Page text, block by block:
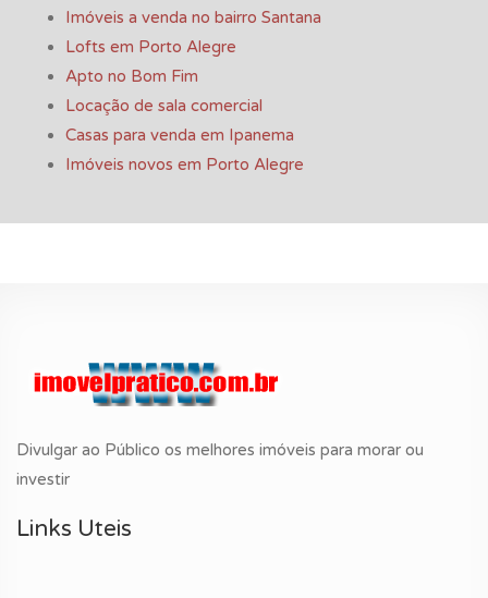
Imóveis a venda no bairro Santana
Lofts em Porto Alegre
Apto no Bom Fim
Locação de sala comercial
Casas para venda em Ipanema
Imóveis novos em Porto Alegre
Divulgar ao Público os melhores imóveis para morar ou
investir
Links Uteis